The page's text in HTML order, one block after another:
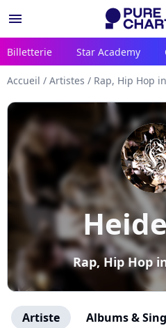
menu
Billetterie Star Academy
Accueil / Artistes / Rap, Hip Hop
Rap, Hip Hop
Artiste Albums &